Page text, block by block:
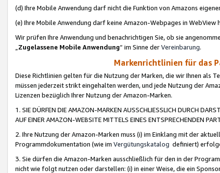
(d) Ihre Mobile Anwendung darf nicht die Funktion von Amazons
(e) Ihre Mobile Anwendung darf keine Amazon-Webpages in WebView
Wir prüfen Ihre Anwendung und benachrichtigen Sie, ob sie
„Zugelassene Mobile Anwendung“ im Sinne derVereinbarung.
Markenrichtlinien für das
Diese Richtlinien gelten für die Nutzung der Marken, die wir Ihnen als
müssen jederzeit strikt eingehalten werden, und jede Nutzung der
Lizenzen bezüglich Ihrer Nutzung der Amazon-Marken.
1. SIE DÜRFEN DIE AMAZON-MARKEN AUSSCHLIESSLICH DURCH
AUF EINER AMAZON-WEBSITE MITTELS EINES ENTSPRECHENDEN
2. Ihre Nutzung der Amazon-Marken muss (i) im Einklang mit der
Programmdokumentation (wie im Vergütungskatalog definiert)
3. Sie dürfen die Amazon-Marken ausschließlich für den in der
nicht wie folgt nutzen oder darstellen: (i) in einer Weise, die ein